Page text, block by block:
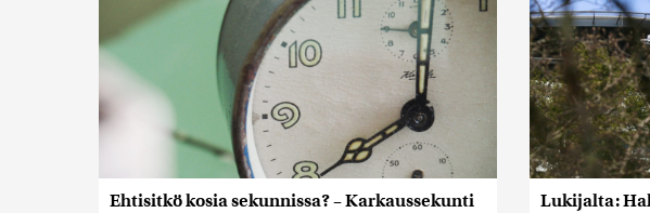
Ehtisitkö kosia sekunnissa? – Karkaussekunti
Lukijalta: